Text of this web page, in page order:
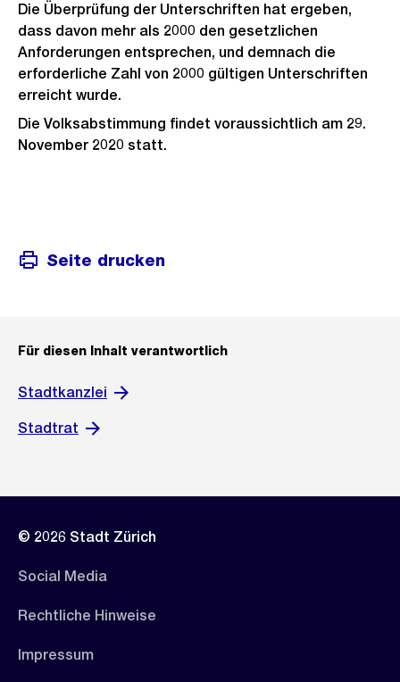
Die Überprüfung der Unterschriften hat ergeben,
dass davon mehr als 2000 den gesetzlichen
Anforderungen entsprechen, und demnach die
erforderliche Zahl von 2000 gültigen Unterschriften
erreicht wurde.
Die Volksabstimmung findet voraussichtlich am 29.
November 2020 statt.
Seite drucken
Für diesen Inhalt verantwortlich
Stadtkanzlei
Stadtrat
© 2026 Stadt Zürich
Social Media
Rechtliche Hinweise
Impressum